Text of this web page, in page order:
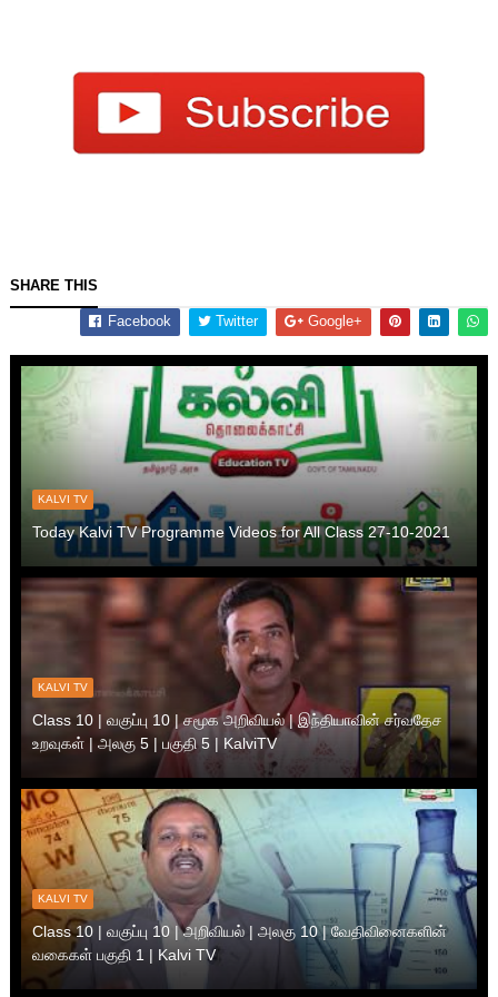
SHARE THIS
Facebook Twitter Google+
KALVI TV
Today Kalvi TV Programme Videos for All Class 27-10-2021
KALVI TV
Class 10 | வகுப்பு 10 | சமூக அறிவியல் | இந்தியாவின் சர்வதேச
உறவுகள் | அலகு 5 | பகுதி 5 | KalviTV
KALVI TV
Class 10 | வகுப்பு 10 | அறிவியல் | அலகு 10 | வேதிவினைகளின்
வகைகள் பகுதி 1 | Kalvi TV